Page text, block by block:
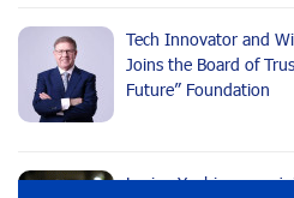
Tech Innovator and
Joins the Board of
Future” Foundation
Lusine Yeghiazaryan